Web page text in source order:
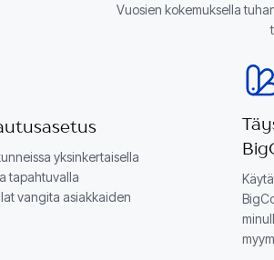
Vuosien kokemuksella
yksinkertaisella
tapahtuvalla
vangita asiakkaiden